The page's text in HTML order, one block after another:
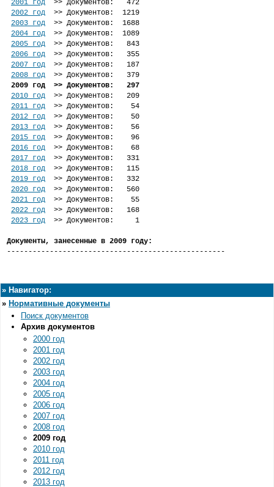
2001 год
  >> Документов:   472
2002 год
  >> Документов:  1219
2003 год
  >> Документов:  1688
2004 год
  >> Документов:  1089
2005 год
  >> Документов:   843
2006 год
  >> Документов:   355
2007 год
  >> Документов:   187
2008 год
2009 год  >> Документов:   297
2010 год
  >> Документов:   209
2011 год
  >> Документов:    54
2012 год
  >> Документов:    50
2013 год
  >> Документов:    56
2015 год
  >> Документов:    96
2016 год
  >> Документов:    68
2017 год
  >> Документов:   331
2018 год
  >> Документов:   115
2019 год
  >> Документов:   332
2020 год
  >> Документов:   560
2021 год
  >> Документов:    55
2022 год
  >> Документов:   168
2023 год
  >> Документов:     1
Документы, занесенные в 2009 году:
» Навигатор:
» Нормативные документы
Поиск документов
Архив документов
2000 год
2001 год
2002 год
2003 год
2004 год
2005 год
2006 год
2007 год
2008 год
2009 год
2010 год
2011 год
2012 год
2013 год